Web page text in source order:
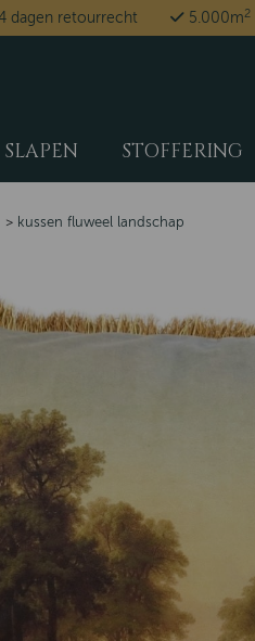
dagen retourrecht 5.000m2
SLAPEN STOFFERING
> kussen fluweel landschap